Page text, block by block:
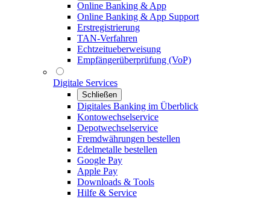
Online Banking & App
Online Banking & App Support
Erstregistrierung
TAN-Verfahren
Echtzeitueberweisung
Empfängerüberprüfung (VoP)
Digitale Services
Schließen
Digitales Banking im Überblick
Kontowechselservice
Depotwechselservice
Fremdwährungen bestellen
Edelmetalle bestellen
Google Pay
Apple Pay
Downloads & Tools
Hilfe & Service